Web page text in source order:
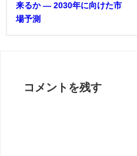
来るか ― 2030年に向けた市
場予測
コメントを残す